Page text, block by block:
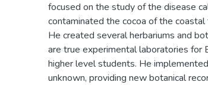
focused on the study of the disease
contaminated the cocoa of the
He created several herbariums and
are true experimental laboratories for
higher level students. He
unknown, providing new botanical